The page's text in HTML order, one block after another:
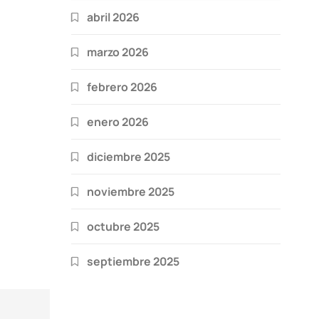
abril 2026
marzo 2026
febrero 2026
enero 2026
diciembre 2025
noviembre 2025
octubre 2025
septiembre 2025